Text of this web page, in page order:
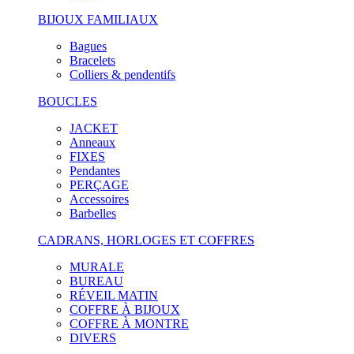
BIJOUX FAMILIAUX
Bagues
Bracelets
Colliers & pendentifs
BOUCLES
JACKET
Anneaux
FIXES
Pendantes
PERÇAGE
Accessoires
Barbelles
CADRANS, HORLOGES ET COFFRES
MURALE
BUREAU
RÉVEIL MATIN
COFFRE À BIJOUX
COFFRE À MONTRE
DIVERS